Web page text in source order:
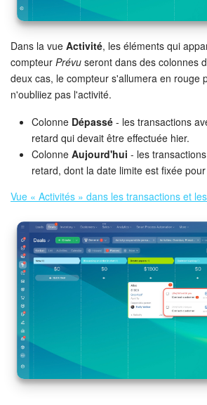
Questions générales
On-Premise de Bitrix24
CONNEXION
Dans la vue Activité, les éléments qui
compteur Prévu seront dans des colonnes
deux cas, le compteur s'allumera en rouge
n'oubliiez pas l'activité.
Colonne Dépassé - les transactions
retard qui devait être effectuée hier.
Colonne Aujourd'hui - les
retard, dont la date limite est fixée
Vue « Activités » dans les transactions et